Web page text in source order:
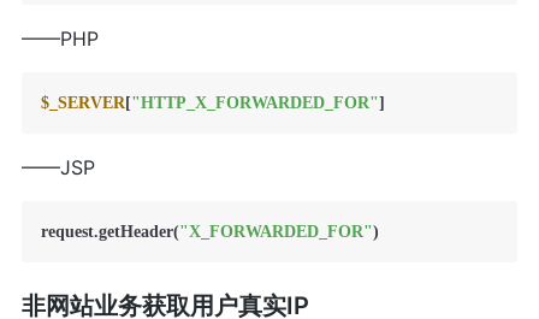
——PHP
$_SERVER["HTTP_X_FORWARDED_FOR"
——JSP
request.getHeader("X_FORWARDED_FOR"
非网站业务获取用户真实IP